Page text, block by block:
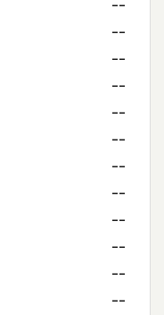
--
--
--
--
--
--
--
--
--
--
--
--